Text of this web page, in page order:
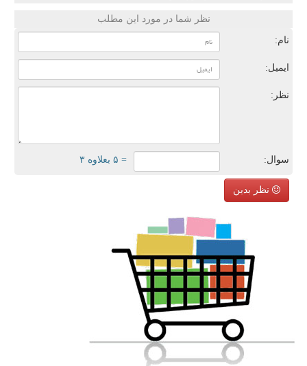
نظر شما در مورد این مطلب
نام:
ایمیل:
نظر:
سوال: = ۵ بعلاوه ۳
نظر بدین